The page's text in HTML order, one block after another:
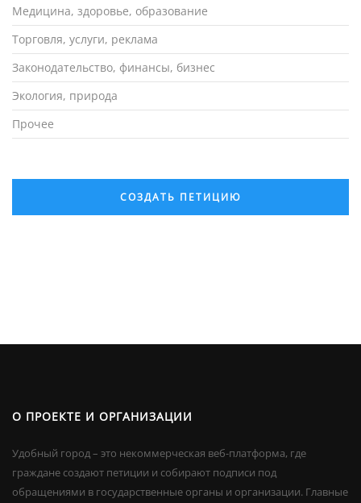
Медицина, здоровье, образование
Торговля, услуги, реклама
Законодательство, финансы, бизнес
Экология, природа
Прочее
СОЗДАТЬ ПЕТИЦИЮ
О ПРОЕКТЕ И ОРГАНИЗАЦИИ
Удобный город – это некоммерческая веб-платформа, где
граждане создают петиции и собирают подписи под
обращениями в государственные органы и организации. Главные